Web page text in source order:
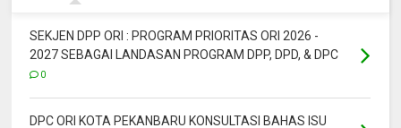
SEKJEN DPP ORI : PROGRAM PRIORITAS ORI 2026 -
2027 SEBAGAI LANDASAN PROGRAM DPP, DPD, & DPC
0
DPC ORI KOTA PEKANBARU KONSULTASI BAHAS ISU